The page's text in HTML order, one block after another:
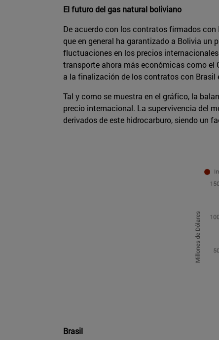
El futuro del gas natural boliviano
De acuerdo con los contratos firmados
que en general ha garantizado a Bolivia un
fluctuaciones en los precios
transporte ahora más económicas como el
a la finalización de los contratos con Brasil
Tal y como se muestra en el gráfico, la
precio internacional. La supervivencia del
derivados de este hidrocarburo, siendo un
Brasil